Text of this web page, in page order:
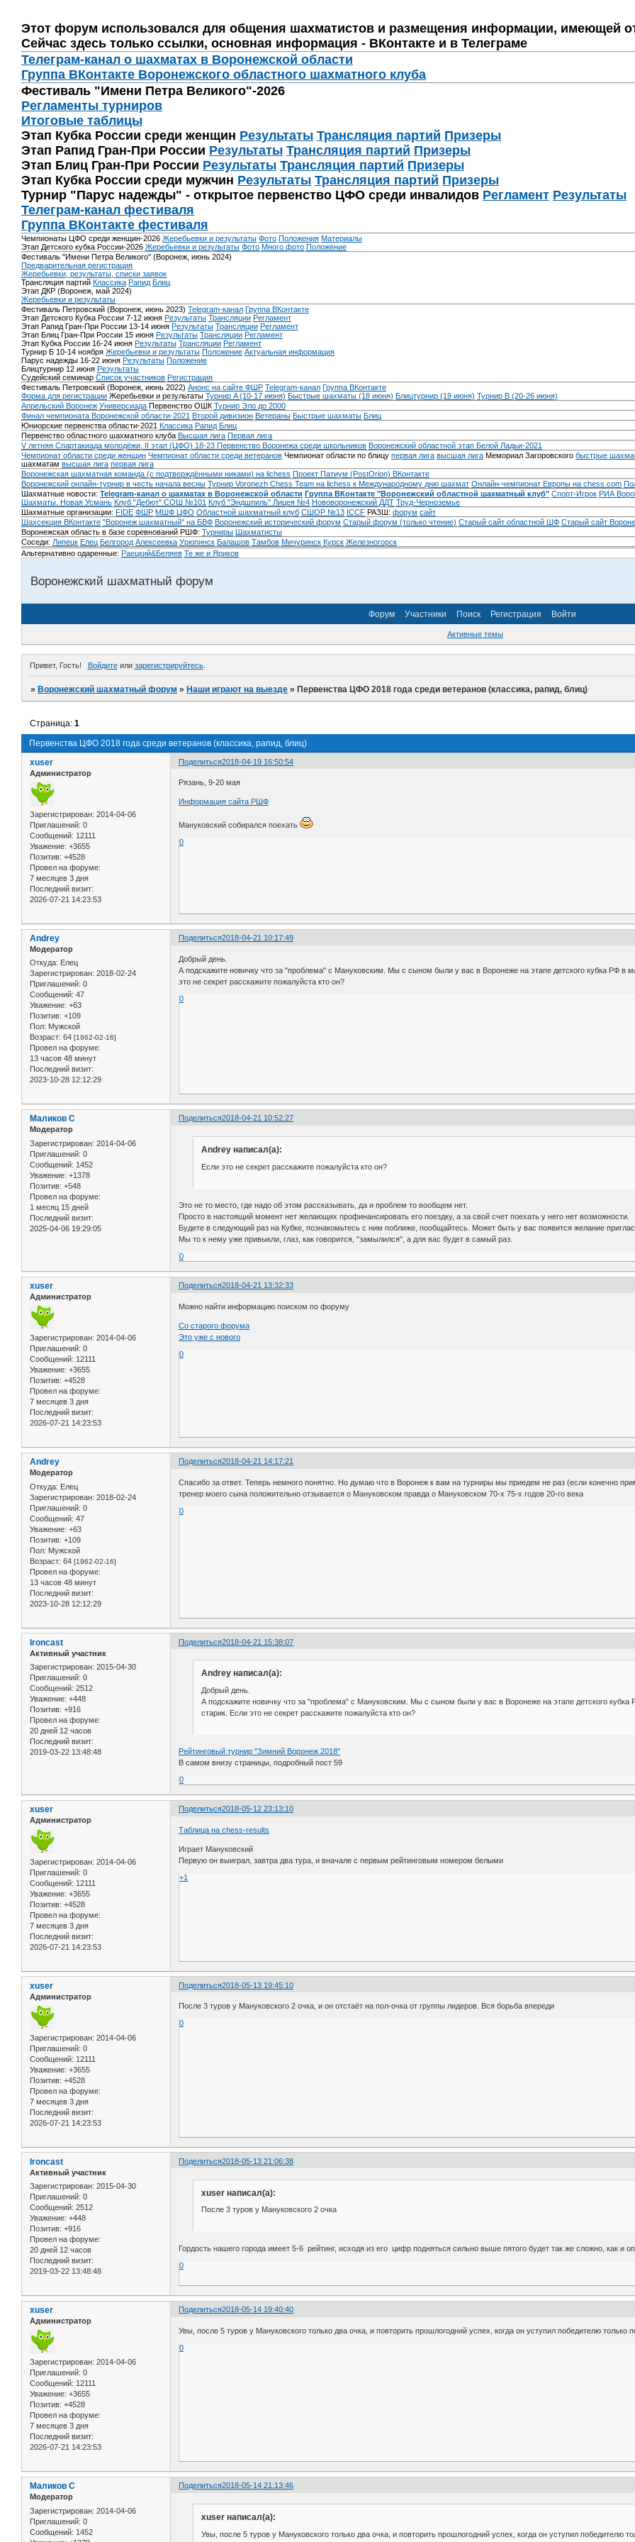
Этот форум использовался для общения шахматистов и размещения информации, имеющей
Сейчас здесь только ссылки, основная информация - ВКонтакте и в Телеграме
Телеграм-канал о шахматах в Воронежской области
Группа ВКонтакте Воронежского областного шахматного клуба
Фестиваль "Имени Петра Великого"-2026
Регламенты турниров
Итоговые таблицы
Этап Кубка России среди женщин Результаты Трансляция партий Призеры
Этап Рапид Гран-При России Результаты Трансляция партий Призеры
Этап Блиц Гран-При России Результаты Трансляция партий Призеры
Этап Кубка России среди мужчин Результаты Трансляция партий Призеры
Турнир "Парус надежды" - открытое первенство ЦФО среди инвалидов Регламент Результаты
Телеграм-канал фестиваля
Группа ВКонтакте фестиваля
Чемпионаты ЦФО среди женщин-2026 Жеребьевки и результаты Фото Положения Материалы
Этап Детского кубка России-2026 Жеребьевки и результаты Фото Много фото Положение
Фестиваль "Имени Петра Великого" (Воронеж, июнь 2024)
Предварительная регистрация
Жеребьевки, результаты, списки заявок
Трансляция партий Классика Рапид Блиц
Этап ДКР (Воронеж, май 2024)
Жеребьевки и результаты
Фестиваль Петровский (Воронеж, июнь 2023) Telegram-канал Группа ВКонтакте
Этап Детского Кубка России 7-12 июня Результаты Трансляции Регламент
Этап Рапид Гран-При России 13-14 июня Результаты Трансляции Регламент
Этап Блиц Гран-При России 15 июня Результаты Трансляции Регламент
Этап Кубка России 16-24 июня Результаты Трансляции Регламент
Турнир Б 10-14 ноября Жеребьевки и результаты Положение Актуальная информация
Парус надежды 16-22 июня Результаты Положение
Блицтурнир 12 июня Результаты
Судейский семинар Список участников Регистрация
Фестиваль Петровский (Воронеж, июнь 2022) Анонс на сайте ФШР Telegram-канал Группа ВКонтакте
Форма для регистрации Жеребьевки и результаты Турнир A (10-17 июня) Быстрые шахматы (18 июня) Блицтурнир (19 июня) Турнир B (20-26 июня)
Апрельский Воронеж Универсиада Первенство ОШК Турнир Эло до 2000
Финал чемпионата Воронежской области-2021 Второй дивизион Ветераны Быстрые шахматы Блиц
Юниорские первенства области-2021 Классика Рапид Блиц
Первенство областного шахматного клуба Высшая лига Первая лига
V летняя Спартакиада молодёжи, II этап (ЦФО) 18-23 Первенство Воронежа среди школьников Воронежский областной этап Белой Ладьи-2021
Чемпионат области среди женщин Чемпионат области среди ветеранов Чемпионат области по блицу первая лига высшая лига Мемориал Загоровского быстрые
шахматам высшая лига первая лига
Воронежская шахматная команда (с подтверждёнными никами) на lichess Проект Патиум (PostOrion) ВКонтакте
Воронежский онлайн-турнир в честь начала весны Турнир Voronezh Chess Team на lichess к Международному дню шахмат Онлайн-чемпионат Европы на chess.com
Шахматные новости: Telegram-канал о шахматах в Воронежской области Группа ВКонтакте "Воронежский областной шахматный клуб" Спорт-Игрок РИА
Шахматы. Новая Усмань Клуб "Дебют" СОШ №101 Клуб "Эндшпиль" Лицея №4 Нововоронежский ДДТ Труд-Черноземье
Шахматные организации: FIDE ФШР МШФ ЦФО Областной шахматный клуб СШОР №13 ICCF РАЗШ: форум сайт
Шахсекция ВКонтакте "Воронеж шахматный" на БВФ Воронежский исторический форум Cтарый форум (только чтение) Старый сайт областной ШФ Старый сайт
Воронежская область в базе соревнований РШФ: Турниры Шахматисты
Соседи: Липецк Елец Белгород Алексеевка Урюпинск Балашов Тамбов Мичуринск Курск Железногорск
Альтернативно одаренные: Раецкий&Беляев Те же и Яриков
Воронежский шахматный форум
Форум Участники Поиск Регистрация Войти
Активные темы
Привет, Гость! Войдитеили зарегистрируйтесь.
»Воронежский шахматный форум »Наши играют на выезде »Первенства ЦФО 2018 года среди ветеранов (классика, рапид, блиц)
Первенства ЦФО 2018 года среди ветеранов (классика, рапид, блиц)
Страница:1
Поделиться2018-04-19 16:50:54
xuser
Администратор
Зарегистрирован: 2014-04-06
Приглашений: 0
Сообщений: 12111
Уважение: +3655
Позитив: +4528
Провел на форуме:
7 месяцев 3 дня
Последний визит:
2026-07-21 14:23:53
Рязань, 9-20 мая
Информация сайта РШФ
Мануковский собирался поехать
0
Поделиться2018-04-21 10:17:49
Andrey
Модератор
Откуда: Елец
Зарегистрирован: 2018-02-24
Приглашений: 0
Сообщений: 47
Уважение: +63
Позитив: +109
Пол: Мужской
Возраст: 64 [1962-02-16]
Провел на форуме:
13 часов 48 минут
Последний визит:
2023-10-28 12:12:29
Добрый день.
А подскажите новичку что за "проблема" с Мануковским. Мы с сыном были у вас в Воронеже на этапе детского кубка РФ в
это не секрет расскажите пожалуйста кто он?
0
Поделиться2018-04-21 10:52:27
Маликов С
Модератор
Зарегистрирован: 2014-04-06
Приглашений: 0
Сообщений: 1452
Уважение: +1378
Позитив: +548
Провел на форуме:
1 месяц 15 дней
Последний визит:
2025-04-06 19:29:05
Andrey написал(а):
Если это не секрет расскажите пожалуйста кто он?
Это не то место, где надо об этом рассказывать, да и проблем то вообщем нет.
Просто в настоящий момент нет желающих профинансировать его поездку, а за свой счет поехать у него нет возможности.
Будете в следующий раз на Кубке, познакомьтесь с ним поближе, пообщайтесь. Может быть у вас появится желание
Мы то к нему уже привыкли, глаз, как говорится, "замылился", а для вас будет в самый раз.
0
Поделиться2018-04-21 13:32:33
xuser
Администратор
Зарегистрирован: 2014-04-06
Приглашений: 0
Сообщений: 12111
Уважение: +3655
Позитив: +4528
Провел на форуме:
7 месяцев 3 дня
Последний визит:
2026-07-21 14:23:53
Можно найти информацию поиском по форуму
Со старого форума
Это уже с нового
0
Поделиться2018-04-21 14:17:21
Andrey
Модератор
Откуда: Елец
Зарегистрирован: 2018-02-24
Приглашений: 0
Сообщений: 47
Уважение: +63
Позитив: +109
Пол: Мужской
Возраст: 64 [1962-02-16]
Провел на форуме:
13 часов 48 минут
Последний визит:
2023-10-28 12:12:29
Спасибо за ответ. Теперь немного понятно. Но думаю что в Воронеж к вам на турниры мы приедем не раз (если конечно
тренер моего сына положительно отзывается о Мануковском правда о Мануковском 70-х 75-х годов 20-го века
0
Поделиться2018-04-21 15:38:07
Ironcast
Активный участник
Зарегистрирован: 2015-04-30
Приглашений: 0
Сообщений: 2512
Уважение: +448
Позитив: +916
Провел на форуме:
20 дней 12 часов
Последний визит:
2019-03-22 13:48:48
Andrey написал(а):
Добрый день.
А подскажите новичку что за "проблема" с Мануковским. Мы с сыном были у вас в Воронеже на этапе детского кубка
старик. Если это не секрет расскажите пожалуйста кто он?
Рейтинговый турнир "Зимний Воронеж 2018"
В самом внизу страницы, подробный пост 59
0
Поделиться2018-05-12 23:13:10
xuser
Администратор
Зарегистрирован: 2014-04-06
Приглашений: 0
Сообщений: 12111
Уважение: +3655
Позитив: +4528
Провел на форуме:
7 месяцев 3 дня
Последний визит:
2026-07-21 14:23:53
Таблица на chess-results
Играет Мануковский
Первую он выиграл, завтра два тура, и вначале с первым рейтинговым номером белыми
+1
Поделиться2018-05-13 19:45:10
xuser
Администратор
Зарегистрирован: 2014-04-06
Приглашений: 0
Сообщений: 12111
Уважение: +3655
Позитив: +4528
Провел на форуме:
7 месяцев 3 дня
Последний визит:
2026-07-21 14:23:53
После 3 туров у Мануковского 2 очка, и он отстаёт на пол-очка от группы лидеров. Вся борьба впереди
0
Поделиться2018-05-13 21:06:38
Ironcast
Активный участник
Зарегистрирован: 2015-04-30
Приглашений: 0
Сообщений: 2512
Уважение: +448
Позитив: +916
Провел на форуме:
20 дней 12 часов
Последний визит:
2019-03-22 13:48:48
xuser написал(а):
После 3 туров у Мануковского 2 очка
Гордость нашего города имеет 5-6 рейтинг, исходя из его цифр подняться сильно выше пятого будет так же сложно, как и
0
Поделиться2018-05-14 19:40:40
xuser
Администратор
Зарегистрирован: 2014-04-06
Приглашений: 0
Сообщений: 12111
Уважение: +3655
Позитив: +4528
Провел на форуме:
7 месяцев 3 дня
Последний визит:
2026-07-21 14:23:53
Увы, после 5 туров у Мануковского только два очка, и повторить прошлогодний успех, когда он уступил победителю
0
Поделиться2018-05-14 21:13:46
Маликов С
Модератор
Зарегистрирован: 2014-04-06
Приглашений: 0
Сообщений: 1452
xuser написал(а):
Увы, после 5 туров у Мануковского только два очка, и повторить прошлогодний успех, когда он уступил победителю